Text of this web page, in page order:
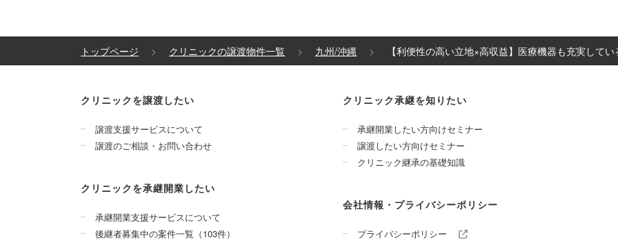
トップページ クリニックの譲渡物件一覧 九州/沖縄 【利便性の高い立地×高収益】医療機器も充実して
クリニックを譲渡したい
譲渡支援サービスについて
譲渡のご相談・お問い合わせ
クリニックを承継開業したい
承継開業支援サービスについて
後継者募集中の案件一覧（103件）
クリニック承継を知りたい
承継開業したい方向けセミナー
譲渡したい方向けセミナー
クリニック継承の基礎知識
会社情報・プライバシーポリシー
プライバシーポリシー